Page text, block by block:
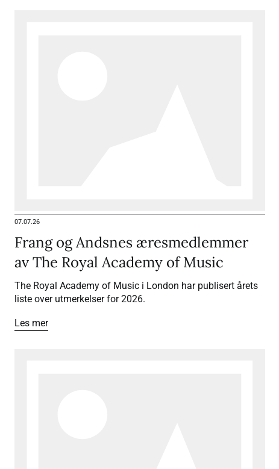
07.07.26
Frang og Andsnes æresmedlemmer
av The Royal Academy of Music
The Royal Academy of Music i London har publisert årets
liste over utmerkelser for 2026.
Les mer